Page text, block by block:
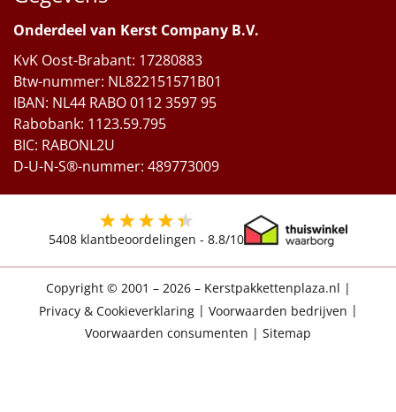
Onderdeel van Kerst Company B.V.
KvK Oost-Brabant: 17280883
Btw-nummer: NL822151571B01
IBAN: NL44 RABO 0112 3597 95
Rabobank: 1123.59.795
BIC: RABONL2U
D-U-N-S®-nummer: 489773009
5408 klantbeoordelingen - 8.8/10
Copyright © 2001 – 2026 – Kerstpakkettenplaza.nl |
Privacy & Cookieverklaring| Voorwaarden bedrijven |
Voorwaarden consumenten | Sitemap